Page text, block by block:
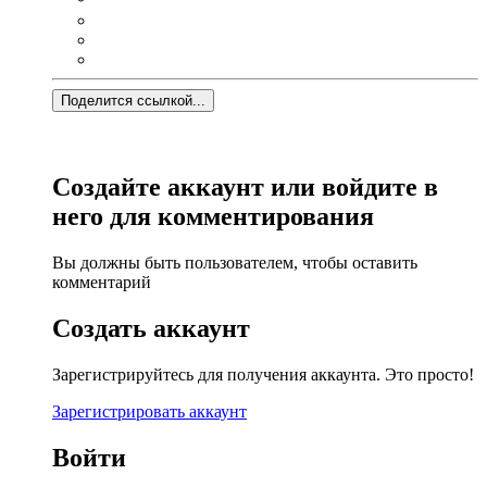
Поделится ссылкой...
Создайте аккаунт или войдите в
него для комментирования
Вы должны быть пользователем, чтобы оставить
комментарий
Создать аккаунт
Зарегистрируйтесь для получения аккаунта. Это просто!
Зарегистрировать аккаунт
Войти